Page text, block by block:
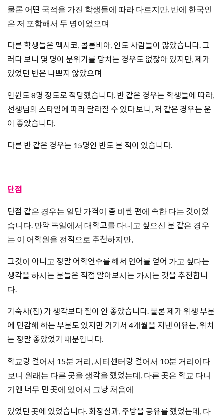
물론 어떤 국적을 가진 학생들에 따라 다르지만, 반에 한국인
은 저 포함해서 두 명이었으며
다른 학생들은 멕시코, 콜롬비아, 인도 사람들이 많았습니다. 그
러다 보니 몇 명이 분위기를 망치는 경우도 없잖아 있지만, 제가
있었던 반은 나쁘지 않았으며
인원도 8명 정도로 적당했습니다. 반 같은 경우는 학생들에 따라,
선생님의 스타일에 따라 달라질 수 있다 보니, 저 같은 경우는 운
이 좋았습니다.
다른 반 같은 경우는 15명인 반도 본 적이 있습니다.
단점
단점 같은 경우는 일단 가격이 좀 비싼 편에 속한 다는 것이었
습니다. 만약 독일에서 대학교를 다니고 싶으신 분 같은 경우
는 이 어학원을 전적으로 추천하지만,
그것이 아니고 정말 어학연수를 해서 언어를 얻어 가고 싶다는
생각을 하시는 분들은 직접 알아보시는 가시는 것을 추천합니
다.
기숙사(집) 가 생각보다 질이 안 좋았습니다. 물론 제가 위생 부분
에 민감해 하는 부분도 있지만 거기서 4개월을 지낸 이유는, 위치
는 정말 좋았었기 때문입니다.
학교랑 걸어서 15분 거리, 시티센터랑 걸어서 10분 거리이다
보니 원래는 다른 곳을 생각을 했었는데, 다른 곳은 학교 다니
기엔 너무 먼 곳에 있어서 그냥 처음에
있었던 곳에 있었습니다. 화장실과, 주방을 공유를 했었는데, 다